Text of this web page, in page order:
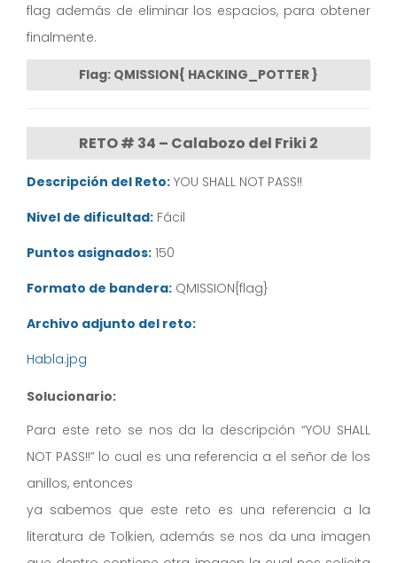
flag además de eliminar los espacios, para obtener
finalmente.
Flag: QMISSION{ HACKING_POTTER }
RETO # 34 – Calabozo del Friki 2
Descripción del Reto: YOU SHALL NOT PASS!!
Nivel de dificultad: Fácil
Puntos asignados: 150
Formato de bandera: QMISSION{flag}
Archivo adjunto del reto:
Habla.jpg
Solucionario:
Para este reto se nos da la descripción “YOU SHALL
NOT PASS!!” lo cual es una referencia a el señor de los
anillos, entonces
ya sabemos que este reto es una referencia a la
literatura de Tolkien, además se nos da una imagen